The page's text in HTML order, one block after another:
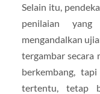
Selain itu,
penilaian
mengandalkan
tergambar secara
berkembang,
tertentu, tetap